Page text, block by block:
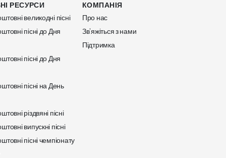
РЕСУРСИ
великодні пісні
пісні до Дня
пісні до Дня
пісні на День
різдвяні пісні
випускні пісні
пісні чемпіонату
КОМПАНІЯ
Про нас
Зв'яжіться з нами
Підтримка